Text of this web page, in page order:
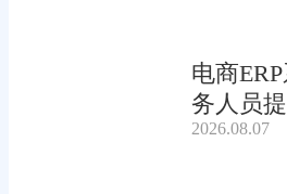
电商
务人员
率?
2026.08.07